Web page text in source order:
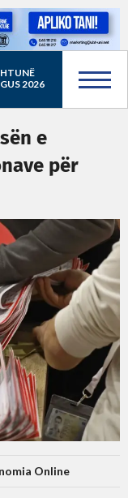
2026
e
për
Online